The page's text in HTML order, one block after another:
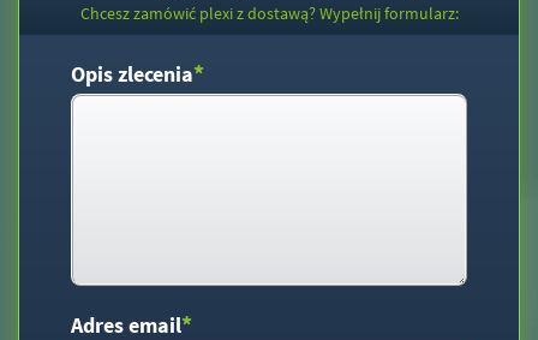
Chcesz zamówić plexi z dostawą? Wypełnij formularz:
Opis zlecenia*
Adres email*